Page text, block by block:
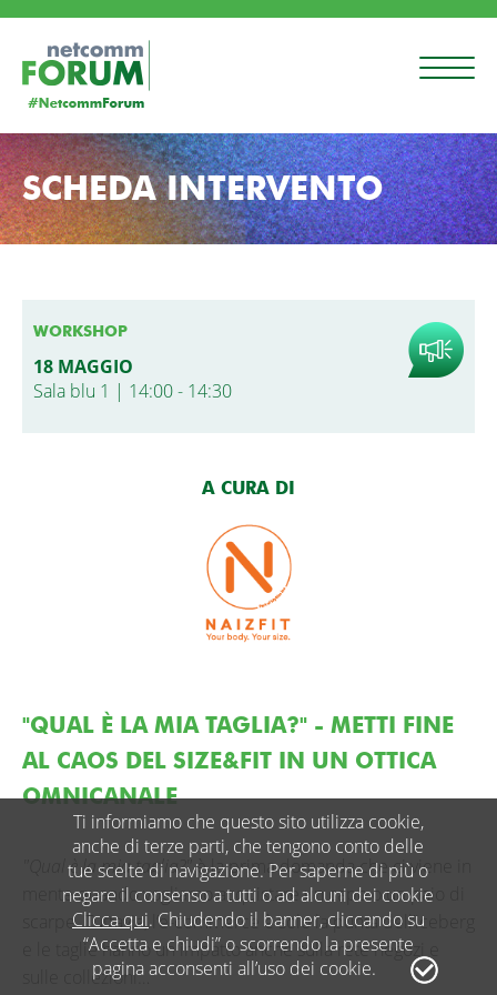
SCHEDA INTERVENTO
WORKSHOP
18 MAGGIO
Sala blu 1 | 14:00 - 14:30
A CURA DI
"QUAL È LA MIA TAGLIA?" - METTI FINE
AL CAOS DEL SIZE&FIT IN UN OTTICA
OMNICANALE
"Qual è la mia taglia?"è la prima domanda che ci viene in
mente quando vogliamo acquistare un capo o un paio di
scarpe. Tuttavia, l’e-commerce è solo la punta dell’iceberg
e le taglie hanno un impatto anche sulla rete negozi e
sulle collezioni…
Ti informiamo che questo sito utilizza cookie,
anche di terze parti, che tengono conto delle
tue scelte di navigazione. Per saperne di più o
negare il consenso a tutti o ad alcuni dei cookie
Clicca qui. Chiudendo il banner, cliccando su
“Accetta e chiudi” o scorrendo la presente
pagina acconsenti all’uso dei cookie.